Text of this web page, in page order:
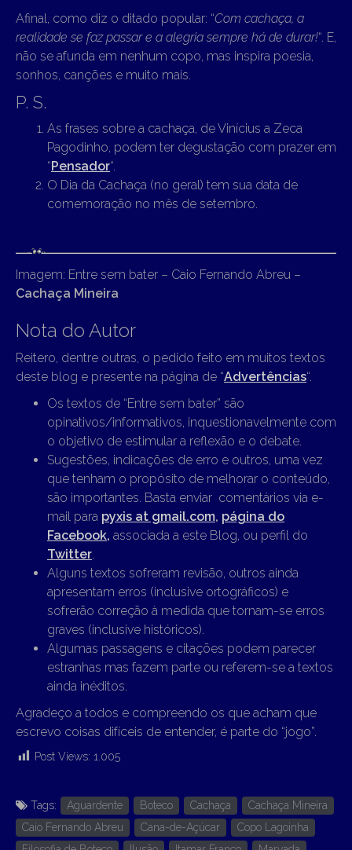
Afinal, como diz o ditado popular: “Com cachaça, a
realidade se faz passar e a alegria sempre há de durar!“. E,
não se afunda em nenhum copo, mas inspira poesia,
sonhos, canções e muito mais.
P. S.
As frases sobre a cachaça, de Vinícius a Zeca
Pagodinho, podem ter degustação com prazer em
“Pensador“.
O Dia da Cachaça (no geral) tem sua data de
comemoração no mês de setembro.
Imagem: Entre sem bater – Caio Fernando Abreu –
Cachaça Mineira
Nota do Autor
Reitero, dentre outras, o pedido feito em muitos textos
deste blog e presente na página de “Advertências“.
Os textos de “Entre sem bater” são
opinativos/informativos, inquestionavelmente com
o objetivo de estimular a reflexão e o debate.
Sugestões, indicações de erro e outros, uma vez
que tenham o propósito de melhorar o conteúdo,
são importantes. Basta enviar comentários via e-
mail para pyxis at gmail.com, página do
Facebook, associada a este Blog, ou perfil do
Twitter.
Alguns textos sofreram revisão, outros ainda
apresentam erros (inclusive ortográficos) e
sofrerão correção à medida que tornam-se erros
graves (inclusive históricos).
Algumas passagens e citações podem parecer
estranhas mas fazem parte ou referem-se a textos
ainda inéditos.
Agradeço a todos e compreendo os que acham que
escrevo coisas difíceis de entender, é parte do “jogo”.
Post Views: 1.005
Tags: Aguardente Boteco Cachaça
Cachaça Mineira
Caio Fernando Abreu
Cana-de-Açúcar
Copo Lagoinha